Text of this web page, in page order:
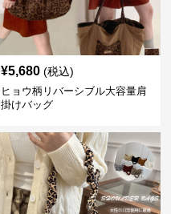
¥5,680 (税込)
ヒョウ柄リバーシブル大容量肩
掛けバッグ